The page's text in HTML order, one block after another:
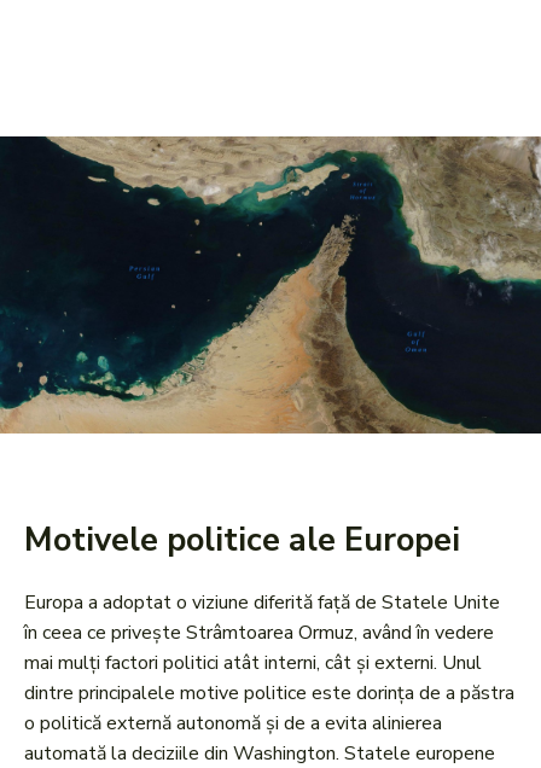
Motivele politice ale Europei
Europa a adoptat o viziune diferită față de Statele Unite
în ceea ce privește Strâmtoarea Ormuz, având în vedere
mai mulți factori politici atât interni, cât și externi. Unul
dintre principalele motive politice este dorința de a păstra
o politică externă autonomă și de a evita alinierea
automată la deciziile din Washington. Statele europene